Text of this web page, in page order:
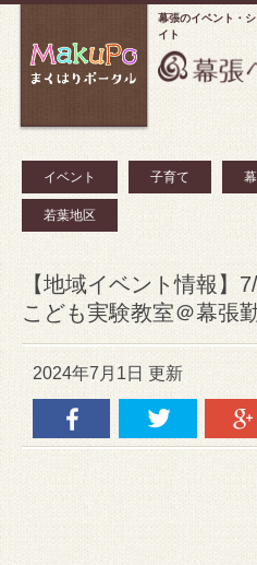
幕張のイベント・
イト
イベント 子育て
若葉地区
【地域イベント情報】
こども実験教室＠幕張
2024年7月1日 更新